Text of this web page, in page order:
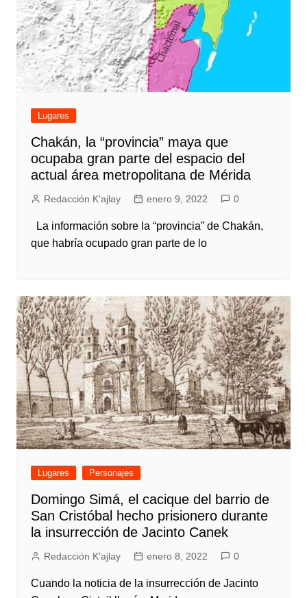
Lugares
Chakán, la “provincia” maya que
ocupaba gran parte del espacio del
actual área metropolitana de Mérida
Redacción K'ajlay enero 9, 2022 0
La información sobre la “provincia” de Chakán,
que habría ocupado gran parte de lo
Lugares Personajes
Domingo Simá, el cacique del barrio de
San Cristóbal hecho prisionero durante
la insurrección de Jacinto Canek
Redacción K'ajlay enero 8, 2022 0
Cuando la noticia de la insurrección de Jacinto